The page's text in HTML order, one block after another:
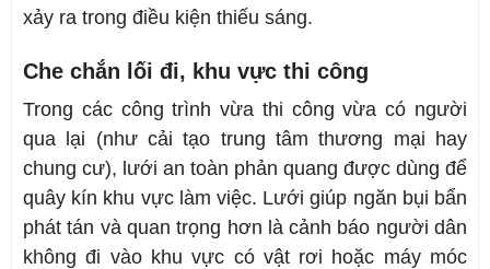
xảy ra trong điều kiện thiếu sáng.
Che chắn lối đi, khu vực thi công
Trong các công trình vừa thi công vừa có người
qua lại (như cải tạo trung tâm thương mại hay
chung cư), lưới an toàn phản quang được dùng để
quây kín khu vực làm việc. Lưới giúp ngăn bụi bẩn
phát tán và quan trọng hơn là cảnh báo người dân
không đi vào khu vực có vật rơi hoặc máy móc